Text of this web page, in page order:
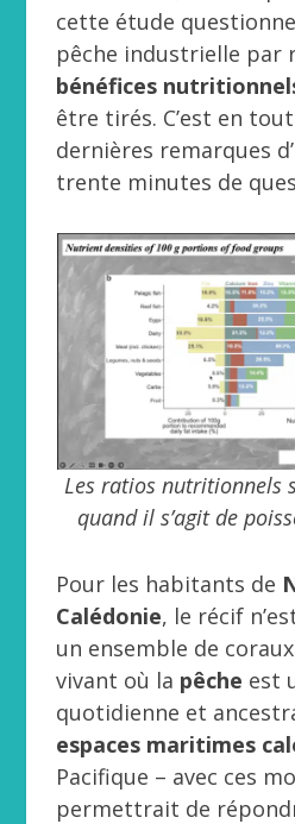
cette étude
pêche industrielle par
bénéfices
être tirés. C’est en tout
dernières remarques
trente minutes de
Les ratios nutritionnels
quand il s’agit de
Pour les habitants de
Calédonie, le récif
un ensemble de
vivant où la pêche est
quotidienne et
espaces maritimes
Pacifique – avec ces
permettrait de